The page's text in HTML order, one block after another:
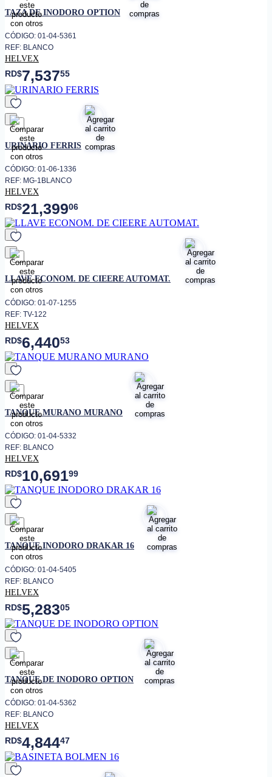
favorito
TAZA DE INODORO OPTION
CÓDIGO: 01-04-5361
REF: BLANCO
HELVEX
RD$7,53755
favorito
URINARIO FERRIS
CÓDIGO: 01-06-1336
REF: MG-1BLANCO
HELVEX
RD$21,39906
favorito
LLAVE ECONOM. DE CIEERE AUTOMAT.
CÓDIGO: 01-07-1255
REF: TV-122
HELVEX
RD$6,44053
favorito
TANQUE MURANO MURANO
CÓDIGO: 01-04-5332
REF: BLANCO
HELVEX
RD$10,69199
favorito
TANQUE INODORO DRAKAR 16
CÓDIGO: 01-04-5405
REF: BLANCO
HELVEX
RD$5,28305
favorito
TANQUE DE INODORO OPTION
CÓDIGO: 01-04-5362
REF: BLANCO
HELVEX
RD$4,84447